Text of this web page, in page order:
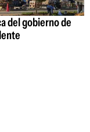
del gobierno de